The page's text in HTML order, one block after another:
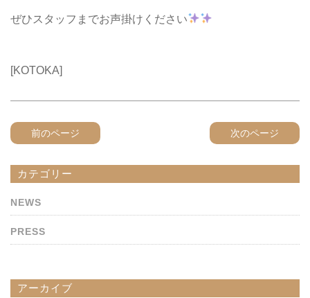
ぜひスタッフまでお声掛けください
[KOTOKA]
前のページ 次のページ
カテゴリー
NEWS
PRESS
アーカイブ